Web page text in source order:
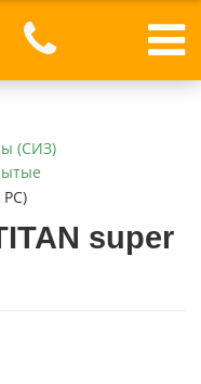
(СИЗ)
super